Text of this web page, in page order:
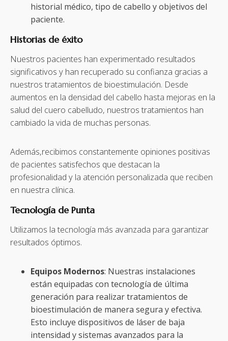
historial médico, tipo de cabello y objetivos del
paciente.
Historias de éxito
Nuestros pacientes han experimentado resultados
significativos y han recuperado su confianza gracias a
nuestros tratamientos de bioestimulación. Desde
aumentos en la densidad del cabello hasta mejoras en la
salud del cuero cabelludo, nuestros tratamientos han
cambiado la vida de muchas personas.
Además,recibimos constantemente opiniones positivas
de pacientes satisfechos que destacan la
profesionalidad y la atención personalizada que reciben
en nuestra clínica.
Tecnología de Punta
Utilizamos la tecnología más avanzada para garantizar
resultados óptimos.
Equipos Modernos: Nuestras instalaciones
están equipadas con tecnología de última
generación para realizar tratamientos de
bioestimulación de manera segura y efectiva.
Esto incluye dispositivos de láser de baja
intensidad y sistemas avanzados para la